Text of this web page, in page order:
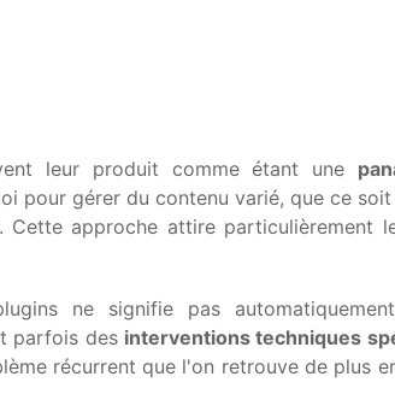
leur produit comme étant une
pour gérer du contenu varié, que ce
Cette approche attire particulièrement
ne signifie pas
parfois des interventions techniques
récurrent que l'on retrouve de plus